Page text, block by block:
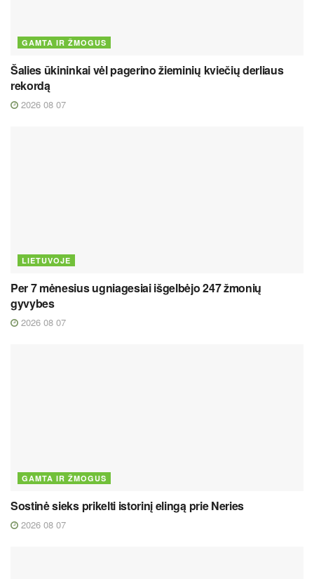
GAMTA IR ŽMOGUS
Šalies ūkininkai vėl pagerino žieminių kviečių derliaus
rekordą
2026 08 07
LIETUVOJE
Per 7 mėnesius ugniagesiai išgelbėjo 247 žmonių
gyvybes
2026 08 07
GAMTA IR ŽMOGUS
Sostinė sieks prikelti istorinį elingą prie Neries
2026 08 07